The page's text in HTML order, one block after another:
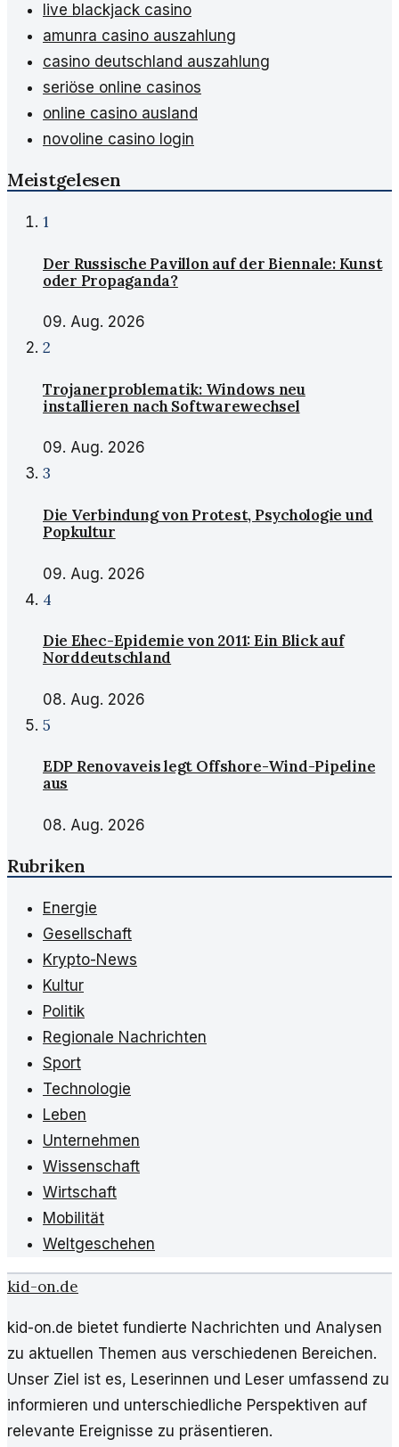
live blackjack casino
amunra casino auszahlung
casino deutschland auszahlung
seriöse online casinos
online casino ausland
novoline casino login
Meistgelesen
1
Der Russische Pavillon auf der Biennale: Kunst
oder Propaganda?
09. Aug. 2026
2
Trojanerproblematik: Windows neu
installieren nach Softwarewechsel
09. Aug. 2026
3
Die Verbindung von Protest, Psychologie und
Popkultur
09. Aug. 2026
4
Die Ehec-Epidemie von 2011: Ein Blick auf
Norddeutschland
08. Aug. 2026
5
EDP Renovaveis legt Offshore-Wind-Pipeline
aus
08. Aug. 2026
Rubriken
Energie
Gesellschaft
Krypto-News
Kultur
Politik
Regionale Nachrichten
Sport
Technologie
Leben
Unternehmen
Wissenschaft
Wirtschaft
Mobilität
Weltgeschehen
kid-on.de
kid-on.de bietet fundierte Nachrichten und Analysen
zu aktuellen Themen aus verschiedenen Bereichen.
Unser Ziel ist es, Leserinnen und Leser umfassend zu
informieren und unterschiedliche Perspektiven auf
relevante Ereignisse zu präsentieren.